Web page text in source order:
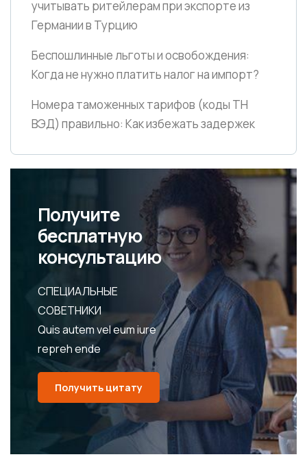
учитывать ритейлерам при экспорте из
Германии в Турцию
Беспошлинные льготы и освобождения:
Когда не нужно платить налог на импорт?
Номера таможенных тарифов (коды ТН
ВЭД) правильно: Как избежать задержек
Получите
бесплатную
консультацию
СПЕЦИАЛЬНЫЕ
СОВЕТНИКИ
Quis autem vel eum iure
repreh ende
Получить цитату